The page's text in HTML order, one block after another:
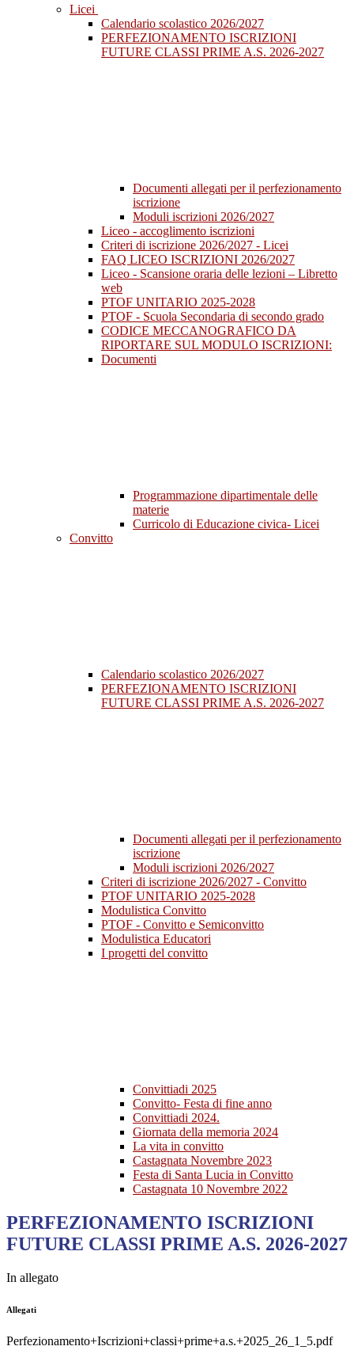
Licei
Calendario scolastico 2026/2027
PERFEZIONAMENTO ISCRIZIONI
FUTURE CLASSI PRIME A.S. 2026-2027
Documenti allegati per il perfezionamento
iscrizione
Moduli iscrizioni 2026/2027
Liceo - accoglimento iscrizioni
Criteri di iscrizione 2026/2027 - Licei
FAQ LICEO ISCRIZIONI 2026/2027
Liceo - Scansione oraria delle lezioni – Libretto
web
PTOF UNITARIO 2025-2028
PTOF - Scuola Secondaria di secondo grado
CODICE MECCANOGRAFICO DA
RIPORTARE SUL MODULO ISCRIZIONI:
Documenti
Programmazione dipartimentale delle
materie
Curricolo di Educazione civica- Licei
Convitto
Calendario scolastico 2026/2027
PERFEZIONAMENTO ISCRIZIONI
FUTURE CLASSI PRIME A.S. 2026-2027
Documenti allegati per il perfezionamento
iscrizione
Moduli iscrizioni 2026/2027
Criteri di iscrizione 2026/2027 - Convitto
PTOF UNITARIO 2025-2028
Modulistica Convitto
PTOF - Convitto e Semiconvitto
Modulistica Educatori
I progetti del convitto
Convittiadi 2025
Convitto- Festa di fine anno
Convittiadi 2024.
Giornata della memoria 2024
La vita in convitto
Castagnata Novembre 2023
Festa di Santa Lucia in Convitto
Castagnata 10 Novembre 2022
PERFEZIONAMENTO ISCRIZIONI
FUTURE CLASSI PRIME A.S. 2026-2027
In allegato
Allegati
Perfezionamento+Iscrizioni+classi+prime+a.s.+2025_26_1_5.pdf